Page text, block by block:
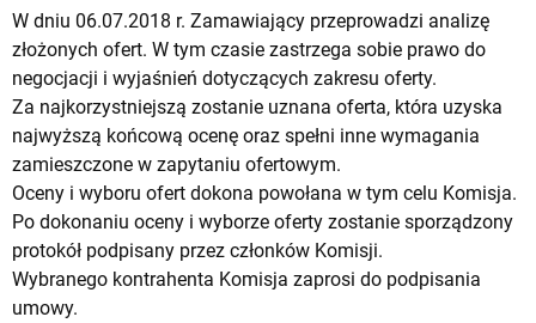
W dniu 06.07.2018 r. Zamawiający przeprowadzi analizę
złożonych ofert. W tym czasie zastrzega sobie prawo do
negocjacji i wyjaśnień dotyczących zakresu oferty.
Za najkorzystniejszą zostanie uznana oferta, która uzyska
najwyższą końcową ocenę oraz spełni inne wymagania
zamieszczone w zapytaniu ofertowym.
Oceny i wyboru ofert dokona powołana w tym celu Komisja.
Po dokonaniu oceny i wyborze oferty zostanie sporządzony
protokół podpisany przez członków Komisji.
Wybranego kontrahenta Komisja zaprosi do podpisania
umowy.